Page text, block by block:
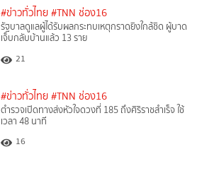
#ข่าวทั่วไทย #TNN ช่อง16
รัฐบาลดูแลผู้ได้รับผลกระทบเหตุกราดยิงใกล้ชิด ผู้บาด
เจ็บกลับบ้านแล้ว 13 ราย
21
#ข่าวทั่วไทย #TNN ช่อง16
ตำรวจเปิดทางส่งหัวใจดวงที่ 185 ถึงศิริราชสำเร็จ ใช้
เวลา 48 นาที
16